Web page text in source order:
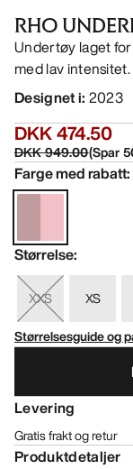
RHO
Undertøy laget
med lav intensitet.
Designet i: 2023
DKK 474.50
DKK 949.00(Spar
Farge med rabatt:
Størrelse:
XXS XS
Størrelsesguide og
Levering
Gratis frakt og retur
Produktdetaljer